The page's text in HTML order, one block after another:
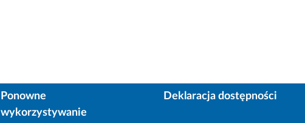
Ponowne
wykorzystywanie
Deklaracja dostępności